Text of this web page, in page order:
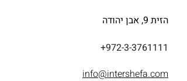
הזית 9, אבן יהודה
+972-3-3761111
info@intershefa.com